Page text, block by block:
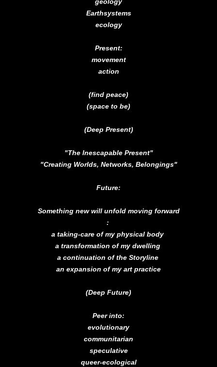
Earthsystems
ecology
Present:
movement
action
(find peace)
(space to be)
(Deep Present)
"The Inescapable Present"
"Creating Worlds, Networks, Belongings"
Future:
Something new will unfold moving forward
:
a taking-care of my physical body
a transformation of my dwelling
a continuation of the Storyline
an expansion of my art practice
(Deep Future)
Peer into:
evolutionary
communitarian
speculative
queer-ecological